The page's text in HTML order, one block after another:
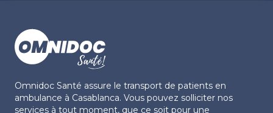
Omnidoc Santé assure le transport de patients en
ambulance à Casablanca. Vous pouvez solliciter nos
services à tout moment, que ce soit pour une